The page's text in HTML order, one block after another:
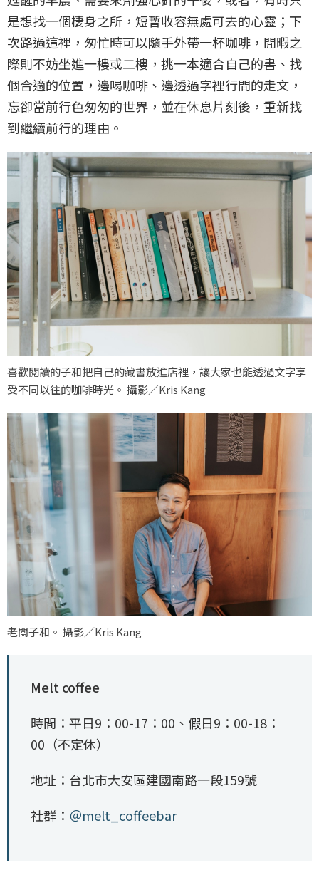
是想找一個棲身之所，短暫收容無處可去的心靈；下
次路過這裡，匆忙時可以隨手外帶一杯咖啡，閒暇之
際則不妨坐進一樓或二樓，挑一本適合自己的書、找
個合適的位置，邊喝咖啡、邊透過字裡行間的走文，
忘卻當前行色匆匆的世界，並在休息片刻後，重新找
到繼續前行的理由。
喜歡閱讀的子和把自己的藏書放進店裡，讓大家也能透過文字享
受不同以往的咖啡時光。 攝影／Kris Kang
老闆子和。 攝影／Kris Kang
Melt coffee
時間：平日9：00-17：00、假日9：00-18：
00（不定休）
地址：台北市大安區建國南路一段159號
社群： ＠melt_coffeebar